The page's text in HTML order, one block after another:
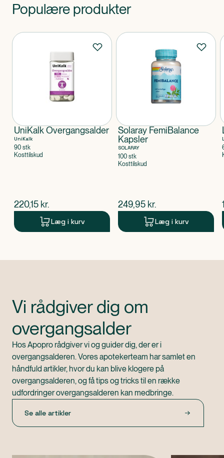
Populære produkter
Produkter
UniKalk Overgangsalder
UniKalk
90 stk
Kosttilskud
$nuværende pris
220,15 kr.
Læg i kurv
Solaray FemiBalance
Kapsler
SOLARAY
100 stk
Kosttilskud
$nuværende pris
249,95 kr.
Læg i kurv
Vi rådgiver dig om
overgangsalder
Hos Apopro rådgiver vi og guider dig, der er i
overgangsalderen. Vores apotekerteam har samlet en
håndfuld artikler, hvor du kan blive klogere på
overgangsalderen, og få tips og tricks til en række
udfordringer overgangsalderen kan medbringe.
Se alle artikler